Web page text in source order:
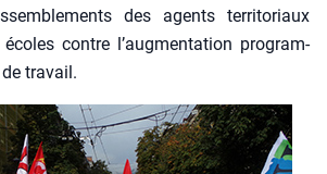
des agents ter­ri­to­riaux
contre l’augmentation pro­gram­
tra­vail.